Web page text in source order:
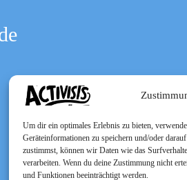
Um dir ein optimales Erlebnis zu bieten,
Geräteinformationen zu speichern und/oder
zustimmst, können wir Daten wie das
verarbeiten. Wenn du deine Zustimmung nicht
und Funktionen beeinträchtigt werden.